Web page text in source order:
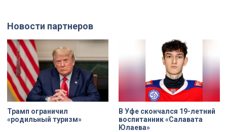
она осталась совершенно одна. О
судьбе Анны Трусовой,
пережившей оккупацию
Павловска и потерю близких.
Новости партнеров
Трамп ограничил
«родильный туризм»
В Уфе скончался 19-летний
воспитанник «Салавата
Юлаева»